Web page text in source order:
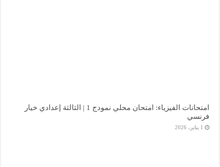
امتحانات الفيزياء: امتحان محلي نمودج 1 | الثالثة إعدادي خيار
فرنسي
1 يناير، 2026